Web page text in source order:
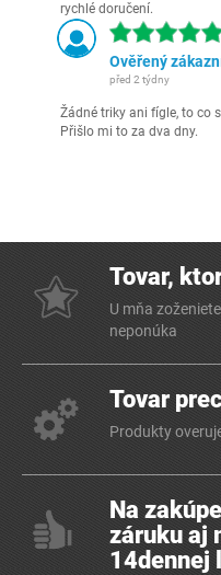
rychlé doručení.
Ověřený
před 2 týdny
Žádné triky ani fígle, to co
Přišlo mi to za dva dny.
Tovar,
U mňa
neponúka
Tovar
Produkty
Na
záruku aj
14dennej